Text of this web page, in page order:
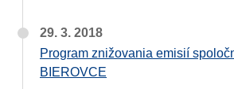
29. 3. 2018
Program znižovania emisií
BIEROVCE